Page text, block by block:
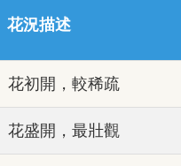
花況描述
花初開，較稀疏
花盛開，最壯觀